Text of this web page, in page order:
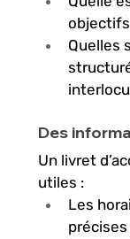
Quelles
Des
Un livret
utiles :
Les